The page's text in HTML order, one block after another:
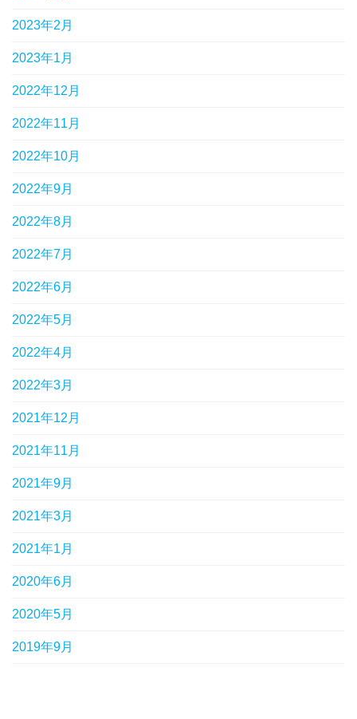
2023年2月
2023年1月
2022年12月
2022年11月
2022年10月
2022年9月
2022年8月
2022年7月
2022年6月
2022年5月
2022年4月
2022年3月
2021年12月
2021年11月
2021年9月
2021年3月
2021年1月
2020年6月
2020年5月
2019年9月